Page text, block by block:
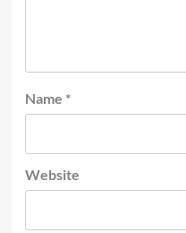
Name *
Website